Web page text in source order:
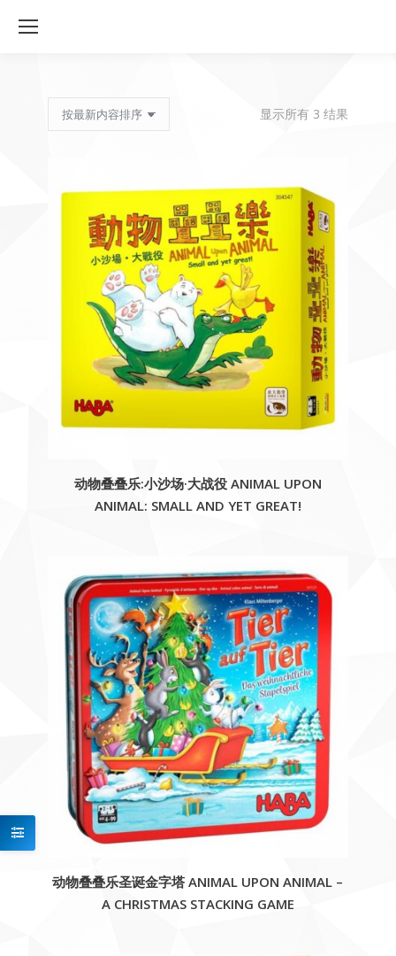
显示所有 3 结果
动物叠叠乐:小沙场·大战役 ANIMAL UPON
ANIMAL: SMALL AND YET GREAT!
动物叠叠乐圣诞金字塔 ANIMAL UPON ANIMAL –
A CHRISTMAS STACKING GAME